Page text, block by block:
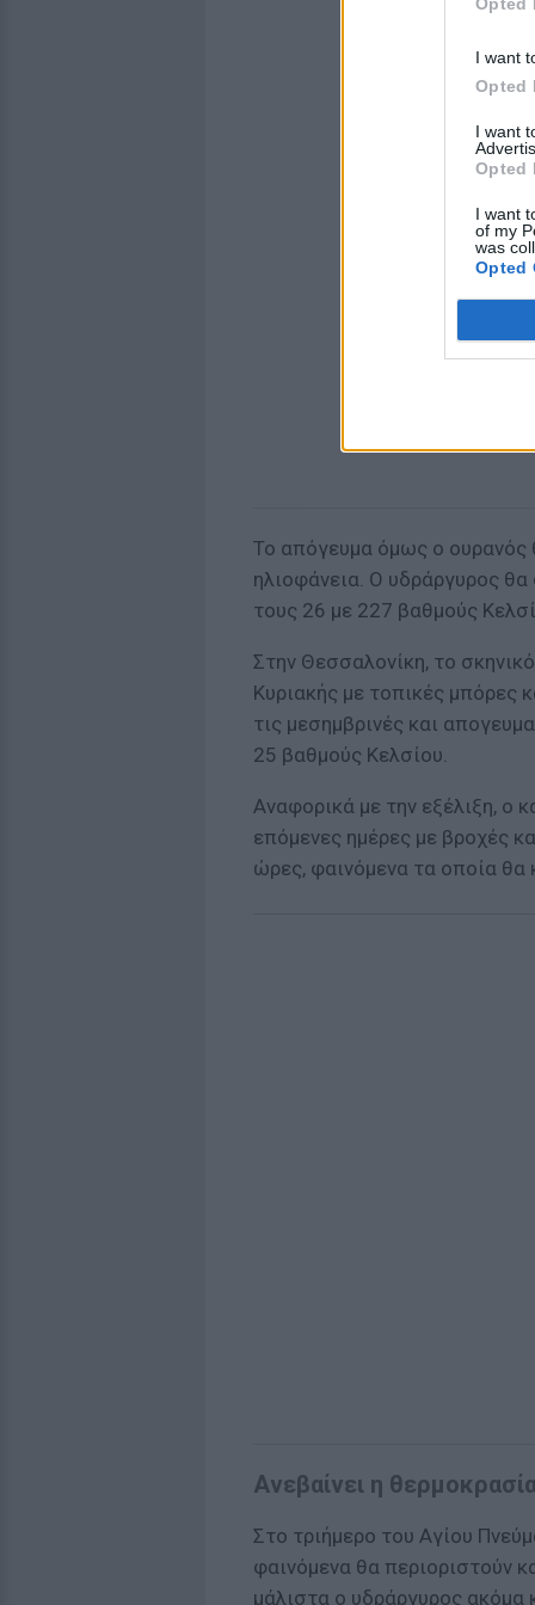
I want
Opted
I want
Opted
I want
of my
was
Opted
Το απόγευμα όμως ο ουρανός
ηλιοφάνεια. Ο υδράργυρος
τους 26 με 227 βαθμούς
Στην Θεσσαλονίκη, το
Κυριακής με τοπικές μπόρες
τις μεσημβρινές και
25 βαθμούς Κελσίου.
Αναφορικά με την εξέλιξη, ο
επόμενες ημέρες με βροχές
ώρες, φαινόμενα τα οποία
Ανεβαίνει η
Στο τριήμερο του Αγίου
φαινόμενα θα περιοριστούν
μάλιστα ο υδράργυρος ακόμα